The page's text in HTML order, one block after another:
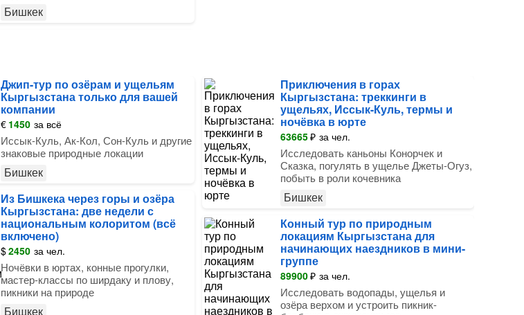
Бишкек
Джип-тур по озёрам и ущельям
Кыргызстана только для вашей
компании
€ 1450 за всё
Иссык-Куль, Ак-Кол, Сон-Куль и другие
знаковые природные локации
Бишкек
Из Бишкека через горы и озёра
Кыргызстана: две недели с
национальным колоритом (всё
включено)
$2450 за чел.
Ночёвки в юртах, конные прогулки,
мастер-классы по ширдаку и плову,
пикники на природе
Бишкек
Приключения в горах
Кыргызстана: треккинги в
ущельях, Иссык-Куль, термы и
ночёвка в юрте
63665₽ за чел.
Исследовать каньоны Конорчек и
Сказка, погулять в ущелье Джеты-Огуз,
побыть в роли кочевника
Бишкек
Конный тур по природным
локациям Кыргызстана для
начинающих наездников в мини-
группе
89900₽ за чел.
Исследовать водопады, ущелья и
озёра верхом и устроить пикник-